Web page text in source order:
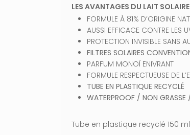
LES AVANTAGES DU LAIT
FORMULE À 81% D’ORIGINE
AUSSI EFFICACE CONTRE LES
PROTECTION INVISIBLE SANS
FILTRES SOLAIRES
PARFUM MONOÏ ENIVRANT
FORMULE RESPECTUEUSE DE
TUBE EN PLASTIQUE RECYCLÉ
WATERPROOF / NON GRASSE
Tube en plastique recyclé 150 ml